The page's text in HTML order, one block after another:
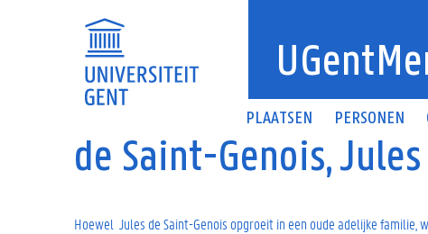
PLAATSEN PERSONEN
de Saint-Genois,
Hoewel Jules de Saint-Genois opgroeit in een oude adelijke familie,